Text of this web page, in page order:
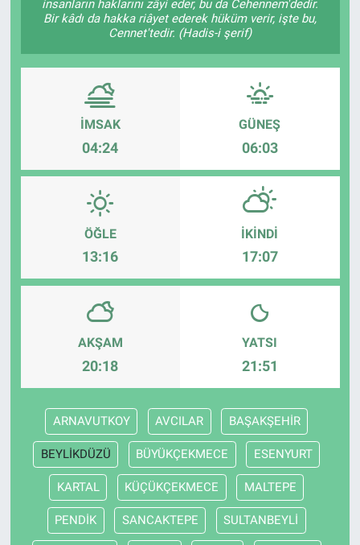
insanların haklarını zâyi eder, bu da Cehennem'dedir.
Bir kâdı da hakka riâyet ederek hüküm verir, işte bu,
Cennet'tedir. (Hadis-i şerif)
İMSAK
04:24
GÜNEŞ
06:03
ÖĞLE
13:16
İKINDI
17:07
AKŞAM
20:18
YATSI
21:51
ARNAVUTKOY AVCILAR BAŞAKŞEHİR
BEYLİKDÜZÜ BÜYÜKÇEKMECE ESENYURT
KARTAL KÜÇÜKÇEKMECE MALTEPE
PENDİK SANCAKTEPE SULTANBEYLİ